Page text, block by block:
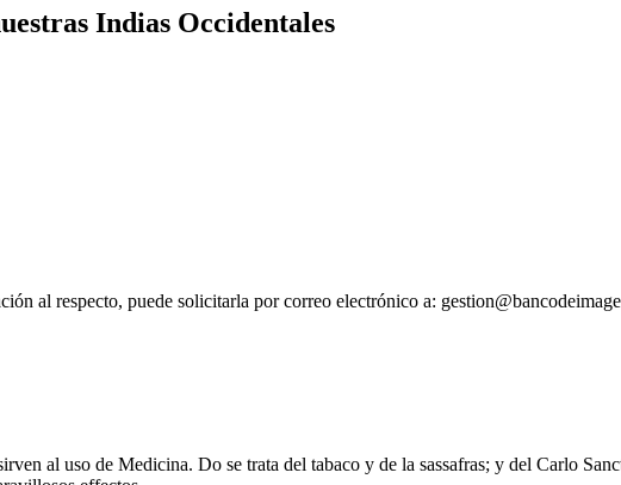
Indias Occidentales
al respecto, puede solicitarla por correo electrónico a:
al uso de Medicina. Do se trata del tabaco y de la sassafras; y del Carlo